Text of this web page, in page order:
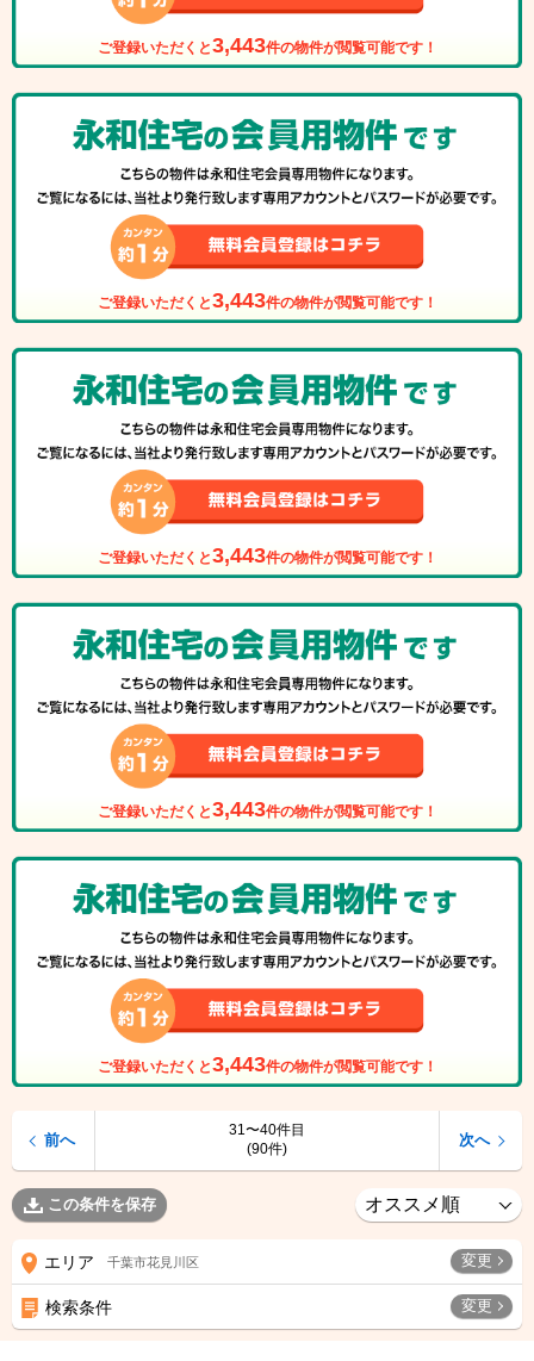
ご登録いただくと3,443件の物件が閲覧可能です！
ご登録いただくと3,443件の物件が閲覧可能です！
ご登録いただくと3,443件の物件が閲覧可能です！
ご登録いただくと3,443件の物件が閲覧可能です！
ご登録いただくと3,443件の物件が閲覧可能です！
31〜40件目
(90件)
前へ 次へ
この条件を保存
エリア 千葉市花見川区 変更
検索条件 変更